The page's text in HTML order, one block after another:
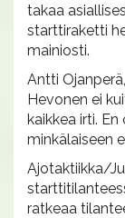
takaa
starttiraketti
mainiosti.
Antti
Hevonen ei
kaikkea irti.
minkälaiseen
Ajotaktiikka/
ratkeaa